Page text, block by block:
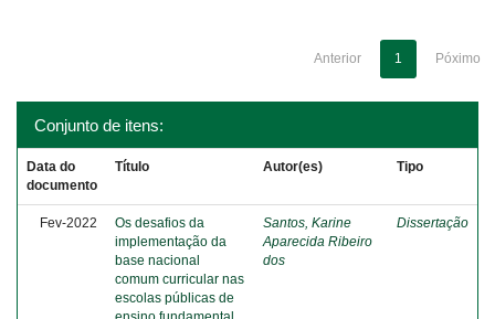
Anterior 1 Póximo
Conjunto de itens:
Data do
documento
Título Autor(es) Tipo
Fev-2022
Os desafios da
implementação da
base nacional
comum curricular nas
escolas públicas de
Santos, Karine
Aparecida Ribeiro
dos
Dissertação